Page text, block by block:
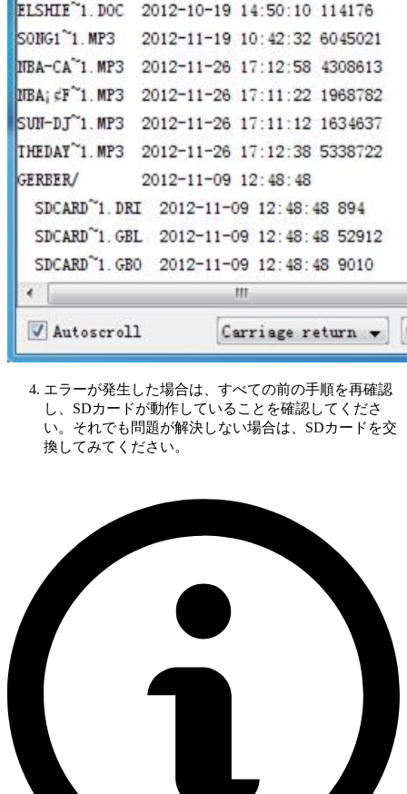
エラーが発生した場合は、すべての前の手順を再確認
し、SDカードが動作していることを確認してくださ
い。それでも問題が解決しない場合は、SDカードを交
換してみてください。